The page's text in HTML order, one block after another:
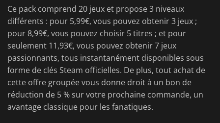
Ce pack comprend 20 jeux et propose 3 niveaux
différents : pour 5,99€, vous pouvez obtenir 3 jeux ;
pour 8,99€, vous pouvez choisir 5 titres ; et pour
seulement 11,93€, vous pouvez obtenir 7 jeux
passionnants, tous instantanément disponibles sous
forme de clés Steam officielles. De plus, tout achat de
cette offre groupée vous donne droit à un bon de
réduction de 5 % sur votre prochaine commande, un
avantage classique pour les fanatiques.